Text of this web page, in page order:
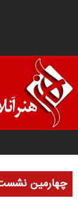
چهارمین